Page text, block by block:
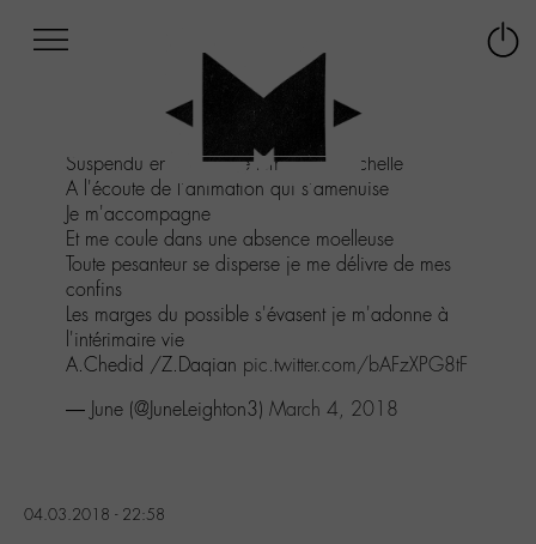
menu
Aller
contenu
Aller
recherche
Suspendu entre ici et le temps sans échelle
A l'écoute de l'animation qui s'amenuise
Je m'accompagne
Et me coule dans une absence moelleuse
Toute pesanteur se disperse je me délivre de mes
confins
Les marges du possible s'évasent je m'adonne à
l'intérimaire vie
A.Chedid /Z.Daqian pic.twitter.com/bAFzXPG8tF
— June (@JuneLeighton3) March 4, 2018
04.03.2018 - 22:58